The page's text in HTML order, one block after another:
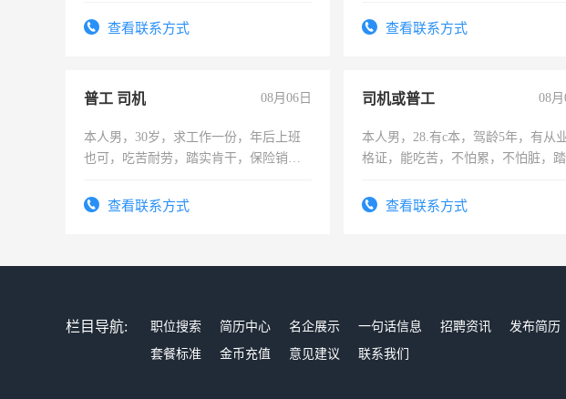
查看联系方式 查看联系方式
普工 司机 08月06日
本人男，30岁，求工作一份，年后上班
也可，吃苦耐劳，踏实肯干，保险销售
查看联系方式
司机或普工 08月
本人男，28.有c本，驾龄5年，有从
格证，能吃苦，不怕累，不怕脏，踏
查看联系方式
栏目导航: 职位搜索 简历中心 名企展示 一句话信息 招聘资讯 发布简历
套餐标准
金币充值 意见建议 联系我们